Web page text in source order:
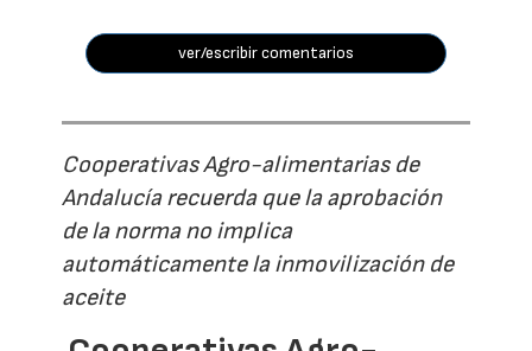
ver/escribir comentarios
Cooperativas Agro-alimentarias de
Andalucía recuerda que la aprobación
de la norma no implica
automáticamente la inmovilización de
aceite